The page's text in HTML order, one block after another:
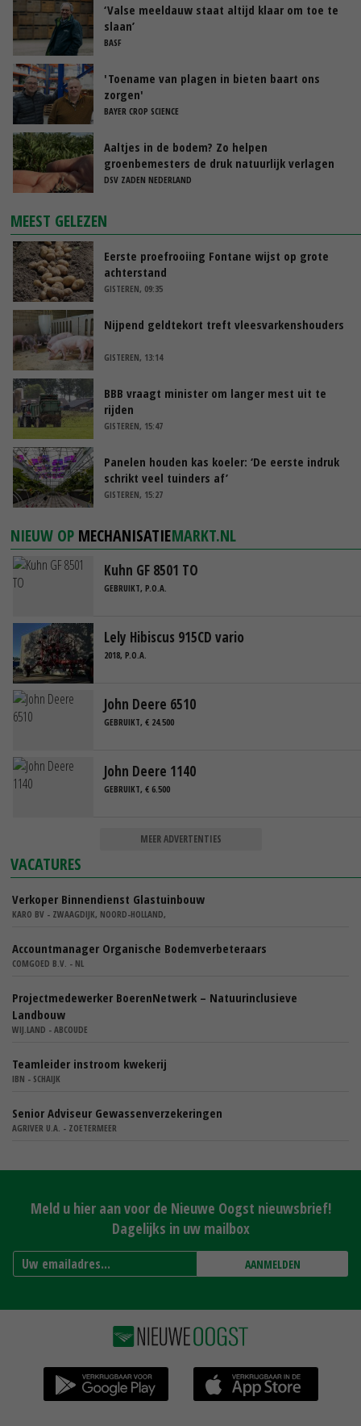
‘Valse meeldauw staat altijd klaar om toe te
slaan’
BASF
'Toename van plagen in bieten baart ons
zorgen'
BAYER CROP SCIENCE
Aaltjes in de bodem? Zo helpen
groenbemesters de druk natuurlijk verlagen
DSV ZADEN NEDERLAND
MEEST GELEZEN
Eerste proefrooiing Fontane wijst op grote
achterstand
GISTEREN, 09:35
Nijpend geldtekort treft vleesvarkenshouders
GISTEREN, 13:14
BBB vraagt minister om langer mest uit te
rijden
GISTEREN, 15:47
Panelen houden kas koeler: ‘De eerste indruk
schrikt veel tuinders af’
GISTEREN, 15:27
NIEUW OP MECHANISATIEMARKT.NL
Kuhn GF 8501 TO
GEBRUIKT, P.O.A.
Lely Hibiscus 915CD vario
2018, P.O.A.
John Deere 6510
GEBRUIKT, € 24.500
John Deere 1140
GEBRUIKT, € 6.500
MEER ADVERTENTIES
VACATURES
Verkoper Binnendienst Glastuinbouw
KARO BV - ZWAAGDIJK, NOORD-HOLLAND,
Accountmanager Organische Bodemverbeteraars
COMGOED B.V. - NL
Projectmedewerker BoerenNetwerk – Natuurinclusieve
Landbouw
WIJ.LAND - ABCOUDE
Teamleider instroom kwekerij
IBN - SCHAIJK
Senior Adviseur Gewassenverzekeringen
AGRIVER U.A. - ZOETERMEER
Meld u hier aan voor de Nieuwe Oogst nieuwsbrief!
Dagelijks in uw mailbox
AANMELDEN